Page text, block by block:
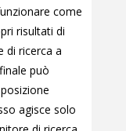
come
risultati di
di ricerca a
può
agisce solo